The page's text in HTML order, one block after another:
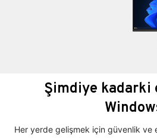
Şimdiye kadarki
Her yerde gelişmek için güvenlik ve